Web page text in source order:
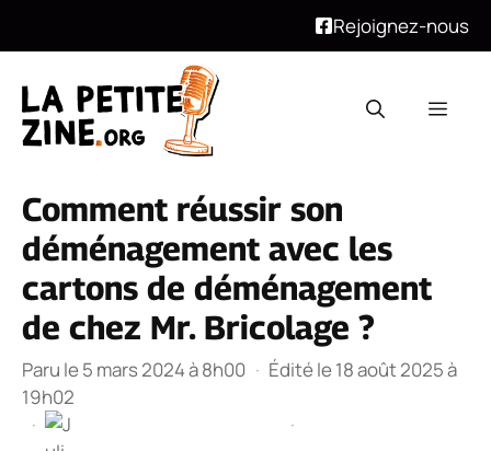
Rejoignez-nous
contenu
Comment réussir son
déménagement avec les
cartons de déménagement
de chez Mr. Bricolage ?
Paru le 5 mars 2024 à 8h00 · Édité le 18 août 2025 à
19h02
·
·